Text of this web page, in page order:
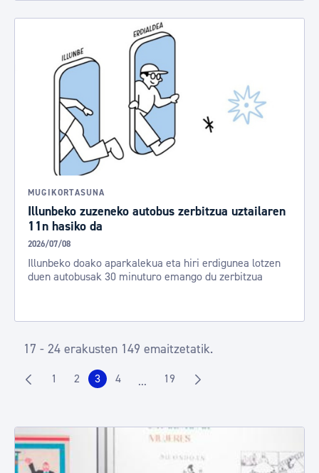
MUGIKORTASUNA
Illunbeko zuzeneko autobus zerbitzua uztailaren
11n hasiko da
2026/07/08
Illunbeko doako aparkalekua eta hiri erdigunea lotzen
duen autobusak 30 minuturo emango du zerbitzua
17 - 24 erakusten 149 emaitzetatik.
Orrialdea
1 Orrialdea
2 Orrialdea
3 Orrialdea
4 ...Intermediate Pages Use TAB to
Orrialdea
19